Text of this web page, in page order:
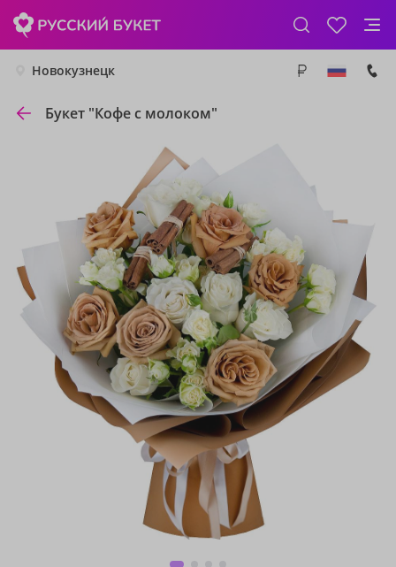
Новокузнецк
Букет "Кофе с молоком"